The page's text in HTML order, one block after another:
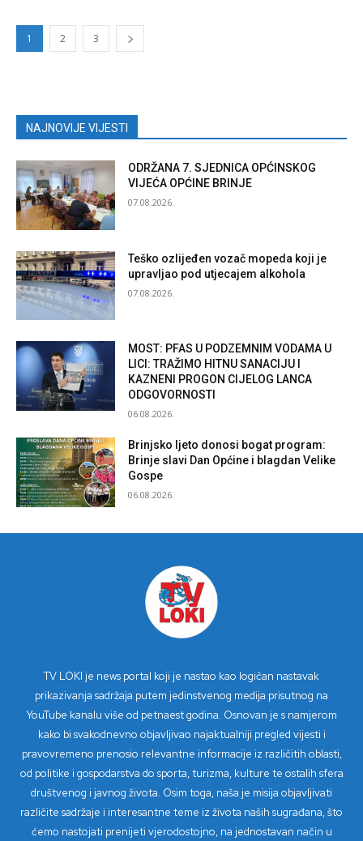
1 2 3
NAJNOVIJE VIJESTI
ODRŽANA 7. SJEDNICA OPĆINSKOG
VIJEĆA OPĆINE BRINJE
07.08.2026.
Teško ozlijeđen vozač mopeda koji je
upravljao pod utjecajem alkohola
07.08.2026.
MOST: PFAS U PODZEMNIM VODAMA U
LICI: TRAŽIMO HITNU SANACIJU I
KAZNENI PROGON CIJELOG LANCA
ODGOVORNOSTI
06.08.2026.
Brinjsko ljeto donosi bogat program:
Brinje slavi Dan Općine i blagdan Velike
Gospe
06.08.2026.
TV LOKI je news portal koji je nastao kao logičan nastavak
prikazivanja sadržaja putem jedinstvenog medija prisutnog na
YouTube kanalu više od petnaest godina. Osnovan je s namjerom
kako bi svakodnevno objavljivao najaktualniji pregled vijesti i
pravovremeno prenosio relevantne informacije iz različitih oblasti,
od politike i gospodarstva do sporta, turizma, kulture te ostalih sfera
društvenog i javnog života. Osim toga, naša je misija objavljivati
različite sadržaje i interesantne teme iz života naših sugrađana, što
ćemo nastojati prenijeti vjerodostojno, na jednostavan način u